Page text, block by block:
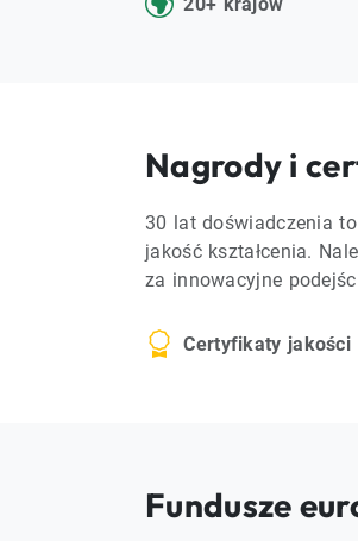
Nagrody i
30 lat doświadczenia
jakość kształcenia.
za innowacyjne
Certyfikaty jakości
Fundusze